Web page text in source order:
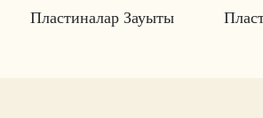
Пластиналар Зауыты